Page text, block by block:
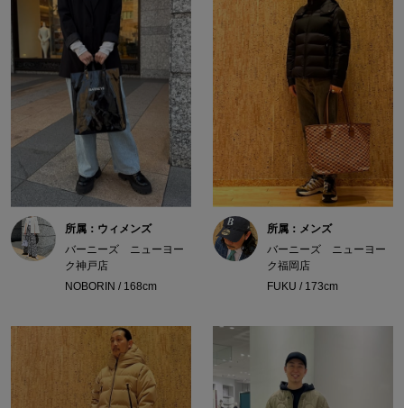
所属：ウィメンズ
バーニーズ ニューヨー
ク神戸店
NOBORIN / 168cm
所属：メンズ
バーニーズ ニューヨー
ク福岡店
FUKU / 173cm